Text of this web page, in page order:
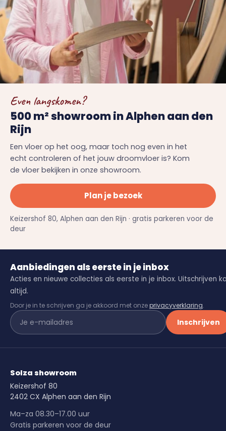
Even langskomen?
500 m² showroom in Alphen aan den
Rijn
Een vloer op het oog, maar toch nog even in het
echt controleren of het jouw droomvloer is? Kom
de vloer bekijken in onze showroom.
Plan je bezoek
Keizershof 80, Alphen aan den Rijn · gratis parkeren voor de
deur
Aanbiedingen als eerste in je inbox
Acties en nieuwe collecties als eerste in je inbox. Uitschrijven
altijd.
Door je in te schrijven ga je akkoord met onzeprivacyverklaring.
Inschrijven
Solza showroom
Keizershof 80
2402 CX Alphen aan den Rijn
Ma–za 08.30–17.00 uur
Gratis parkeren voor de deur